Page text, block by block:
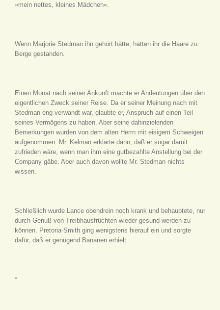
»mein nettes, kleines Mädchen«.
Wenn Marjorie Stedman ihn gehört hätte, hätten ihr die Haare zu
Berge gestanden.
Einen Monat nach seiner Ankunft machte er Andeutungen über den
eigentlichen Zweck seiner Reise. Da er seiner Meinung nach mit
Stedman eng verwandt war, glaubte er, Anspruch auf einen Teil
seines Vermögens zu haben. Aber seine dahinzielenden
Bemerkungen wurden von dem alten Herrn mit eisigem Schweigen
aufgenommen. Mr. Kelman erklärte dann, daß er sogar damit
zufrieden wäre, wenn man ihm eine gutbezahlte Anstellung bei der
Company gäbe. Aber auch davon wollte Mr. Stedman nichts
wissen.
Schließlich wurde Lance obendrein noch krank und behauptete, nur
durch Genuß von Treibhausfrüchten wieder gesund werden zu
können. Pretoria-Smith ging wenigstens hierauf ein und sorgte
dafür, daß er genügend Bananen erhielt.
*